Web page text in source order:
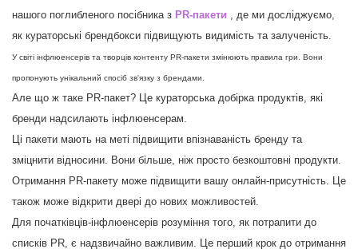
нашого поглибленого посібника з PR-пакети , де ми досліджуємо,
як кураторські брендбокси підвищують видимість та залученість.
У світі інфлюенсерів та творців контенту PR-пакети змінюють правила гри. Вони
пропонують унікальний спосіб зв'язку з брендами.
Але що ж таке PR-пакет? Це кураторська добірка продуктів, які
бренди надсилають інфлюенсерам.
Ці пакети мають на меті підвищити впізнаваність бренду та
зміцнити відносини. Вони більше, ніж просто безкоштовні продукти.
Отримання PR-пакету може підвищити вашу онлайн-присутність. Це
також може відкрити двері до нових можливостей.
Для початківців-інфлюенсерів розуміння того, як потрапити до
списків PR, є надзвичайно важливим. Це перший крок до отримання